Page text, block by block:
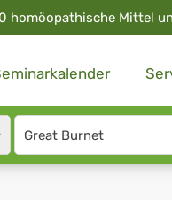
homöopathische Mittel
Site
search